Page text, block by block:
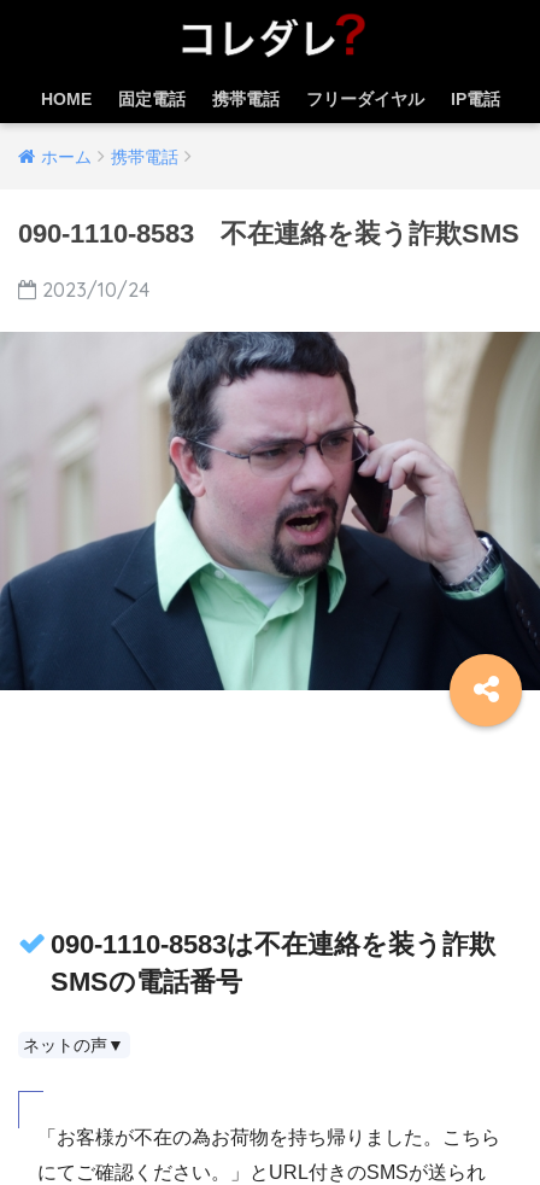
HOME 固定電話 携帯電話 フリーダイヤル IP電話
ホーム 携帯電話
090-1110-8583 不在連絡を装う詐欺SMS
2023/10/24
090-1110-8583は不在連絡を装う詐欺
SMSの電話番号
ネットの声▼
「お客様が不在の為お荷物を持ち帰りました。こちら
にてご確認ください。」とURL付きのSMSが送られ